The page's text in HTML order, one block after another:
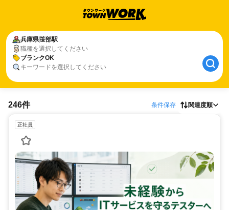
兵庫県笹部駅
職種を選択してください
ブランクOK
キーワードを選択してください
246件 条件保存 関連度順
正社員